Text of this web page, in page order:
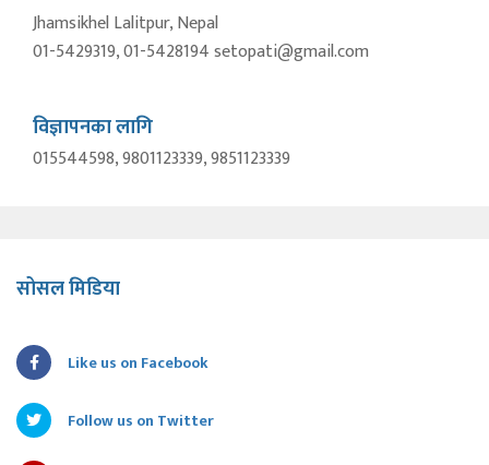
Jhamsikhel Lalitpur, Nepal
01-5429319, 01-5428194 setopati@gmail.com
विज्ञापनका लागि
015544598, 9801123339, 9851123339
सोसल मिडिया
Like us on Facebook
Follow us on Twitter